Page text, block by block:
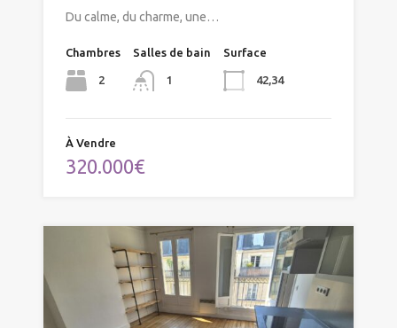
Du calme, du charme, une…
Chambres
2
Salles de bain
1
Surface
42,34
À Vendre
320.000€